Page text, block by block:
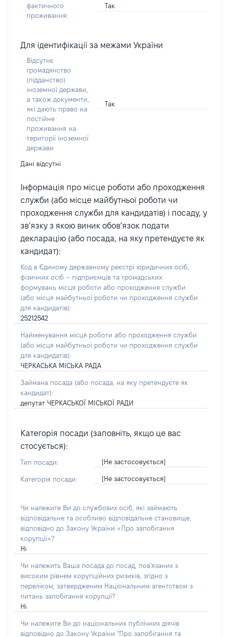
фактичного
проживання:
Так
Для ідентифікації за межами України
Відсутнє
громадянство
(підданство)
іноземної держави,
а також документи,
які дають право на
постійне
проживання на
території іноземної
держави
Так
Дані відсутні
Інформація про місце роботи або проходження
служби (або місце майбутньої роботи чи
проходження служби для кандидатів) і посаду, у
зв’язку з якою виник обов’язок подати
декларацію (або посада, на яку претендуєте як
кандидат):
Код в Єдиному державному реєстрі юридичних осіб,
фізичних осіб – підприємців та громадських
формувань місця роботи або проходження служби
(або місця майбутньої роботи чи проходження служби
для кандидатів):
25212542
Найменування місця роботи або проходження служби
(або місця майбутньої роботи чи проходження служби
для кандидатів):
ЧЕРКАСЬКА МІСЬКА РАДА
Займана посада (або посада, на яку претендуєте як
кандидат):
депутат ЧЕРКАСЬКОЇ МІСЬКОЇ РАДИ
Категорія посади (заповніть, якщо це вас
стосується):
Тип посади: [Не застосовується]
Категорія посади: [Не застосовується]
Чи належите Ви до службових осіб, які займають
відповідальне та особливо відповідальне становище,
відповідно до Закону України «Про запобігання
корупції»?
Ні
Чи належить Ваша посада до посад, пов'язаних з
високим рівнем корупційних ризиків, згідно з
переліком, затвердженим Національним агентством з
питань запобігання корупції?
Ні
Чи належите Ви до національних публічних діячів
відповідно до Закону України "Про запобігання та